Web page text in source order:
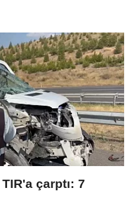
çarptı: 7